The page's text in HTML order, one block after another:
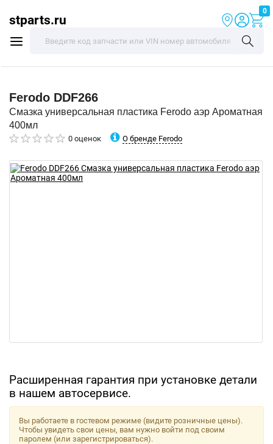
stparts.ru
0
Ferodo DDF266
Смазка универсальная пластика Ferodo аэр Ароматная
400мл
0 оценок О бренде Ferodo
Расширенная гарантия при установке детали
в нашем автосервисе.
Вы работаете в гостевом режиме (видите розничные цены).
Чтобы увидеть свои цены, вам нужно войти под своим
паролем (или зарегистрироваться).